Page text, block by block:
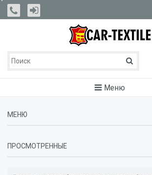
Меню
МЕНЮ
ПРОСМОТРЕННЫЕ